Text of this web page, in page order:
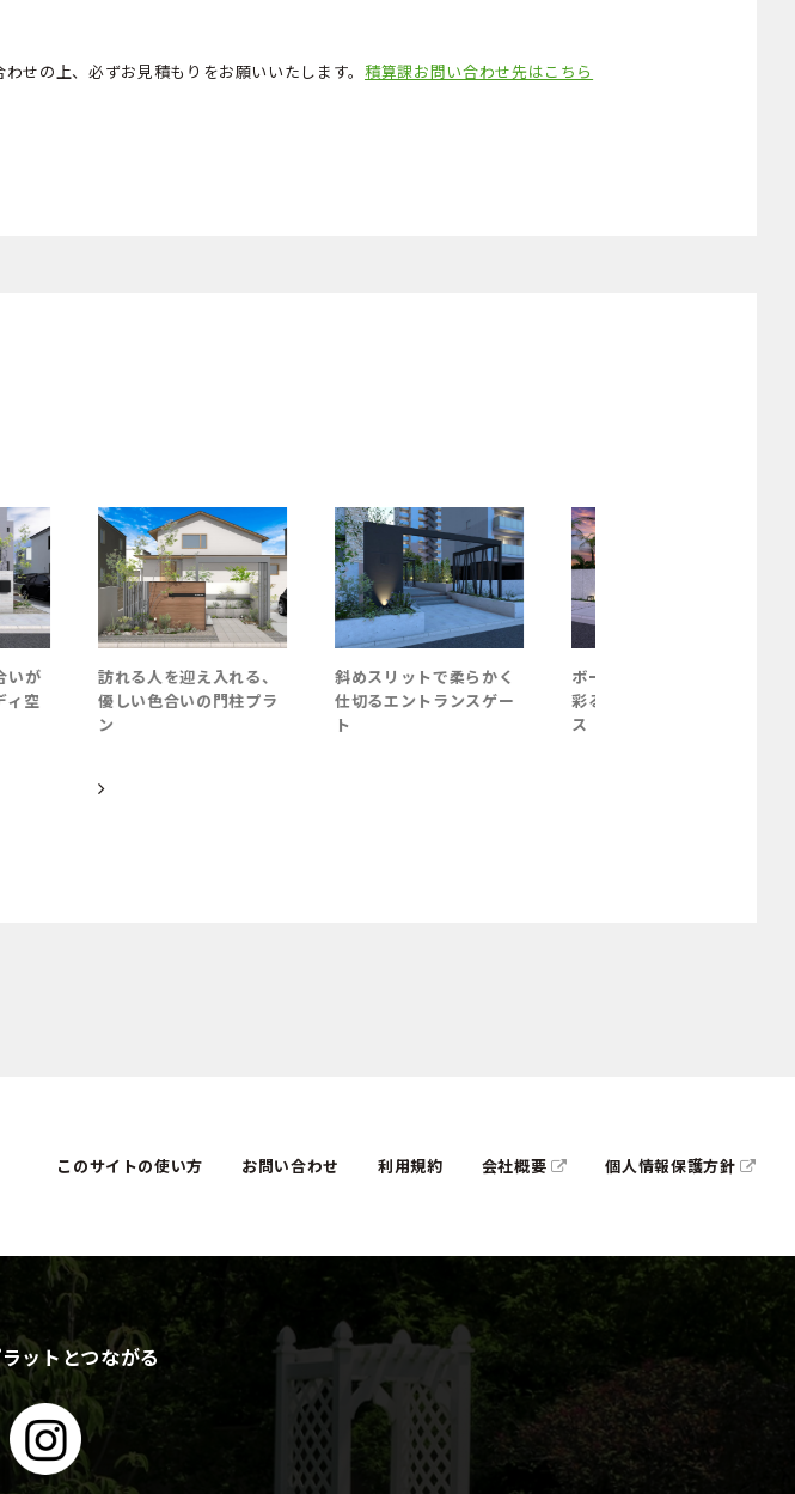
せの上、必ずお見積もりをお願いいたします。 積算課お問い合わせ先はこちら
いが
ィ空
訪れる人を迎え入れる、
優しい色合いの門柱プラ
ン
斜めスリットで柔らかく
仕切るエントランスゲー
ト
ボードフェンスと照明で
彩るリゾートエントラン
ス
このサイトの使い方 お問い合わせ 利用規約 会社概要 個人情報保護方針
ットとつながる